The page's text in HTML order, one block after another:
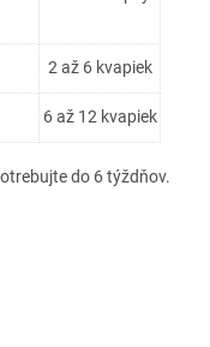
2 až 6 kvapiek
6 až 12 kvapiek
do 6 týždňov.